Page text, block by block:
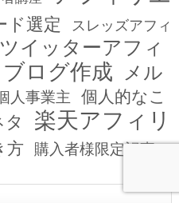
ド選定
スレッズアフィ
ツイッターアフィ
ブログ作成
メル
人事業主
個人的なこ
楽天アフィリ
方 購入者様限定記事